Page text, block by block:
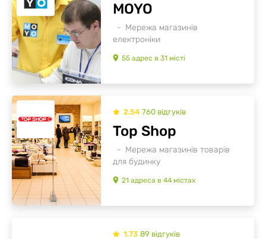
Мережа магазинів
електроніки
MOYO
55 адрес в 31 місті
2.54 760 відгуків
Мережа магазинів товарів
для будинку
Top Shop
21 адреса в 44 містах
1.73 89 відгуків